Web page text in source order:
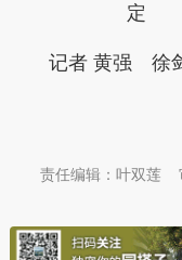
定
记者 黄强 徐
责任编辑：叶双莲